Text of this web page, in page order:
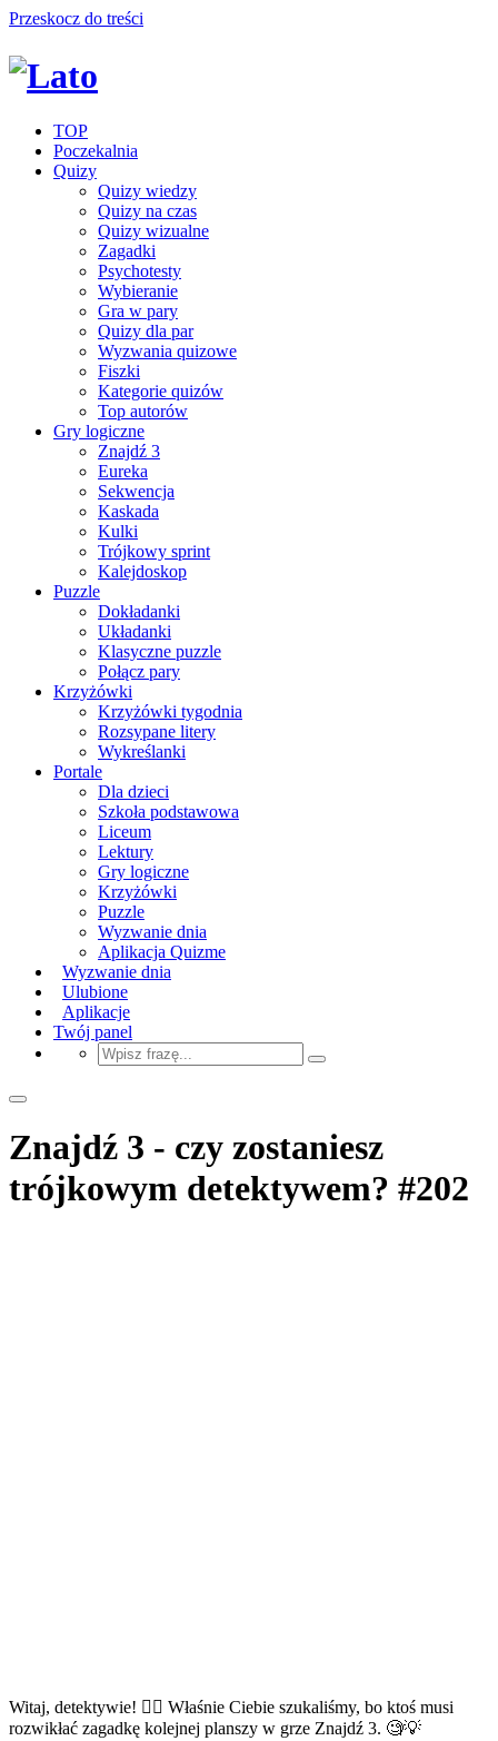
Przeskocz do treści
TOP
Poczekalnia
Quizy
Quizy wiedzy
Quizy na czas
Quizy wizualne
Zagadki
Psychotesty
Wybieranie
Gra w pary
Quizy dla par
Wyzwania quizowe
Fiszki
Kategorie quizów
Top autorów
Gry logiczne
Znajdź 3
Eureka
Sekwencja
Kaskada
Kulki
Trójkowy sprint
Kalejdoskop
Puzzle
Dokładanki
Układanki
Klasyczne puzzle
Połącz pary
Krzyżówki
Krzyżówki tygodnia
Rozsypane litery
Wykreślanki
Portale
Dla dzieci
Szkoła podstawowa
Liceum
Lektury
Gry logiczne
Krzyżówki
Puzzle
Wyzwanie dnia
Aplikacja Quizme
Wyzwanie dnia
Ulubione
Aplikacje
Twój panel
Znajdź 3 - czy zostaniesz
trójkowym detektywem? #202
Witaj, detektywie! 🕵️‍♂️ Właśnie Ciebie szukaliśmy, bo ktoś musi
rozwikłać zagadkę kolejnej planszy w grze Znajdź 3. 🧐💡